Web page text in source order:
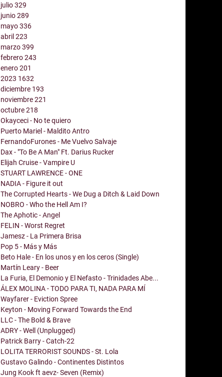
julio329
junio289
mayo336
abril223
marzo399
febrero243
enero201
2023 1632
diciembre 193
noviembre221
octubre218
Okayceci - No te quiero
Puerto Mariel - Maldito Antro
FernandoFurones - Me Vuelvo Salvaje
Dax - "To Be A Man" Ft. Darius Rucker
Elijah Cruise - Vampire U
STUART LAWRENCE - ONE
NADIA - Figure it out
The Corrupted Hearts - We Dug a Ditch & Laid Down
NOBRO - Who the Hell Am I?
The Aphotic - Angel
FELIN - Worst Regret
Jamesz - La Primera Brisa
Pop 5 - Más y Más
Beto Hale - En los unos y en los ceros (Single)
Martín Leary - Beer
La Furia, El Demonio y El Nefasto - Trinidades Abe...
ÁLEX MOLINA - TODO PARA TI, NADA PARA MÍ
Wayfarer - Eviction Spree
Keyton - Moving Forward Towards the End
LLC - The Bold & Brave
ADRY - Well (Unplugged)
Patrick Barry - Catch-22
LOLITA TERRORIST SOUNDS - St. Lola
Gustavo Galindo - Continentes Distintos
Jung Kook ft aevz- Seven (Remix)